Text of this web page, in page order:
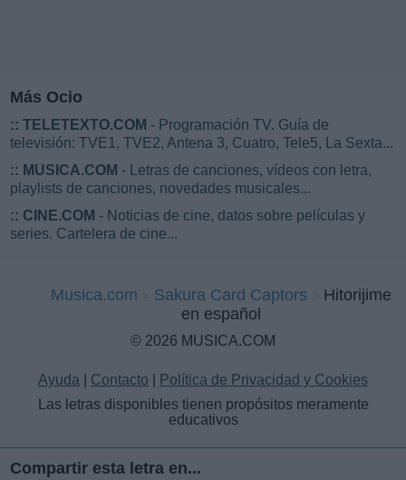
Más Ocio
:: TELETEXTO.COM - Programación TV. Guía de
televisión: TVE1, TVE2, Antena 3, Cuatro, Tele5, La Sexta...
:: MUSICA.COM - Letras de canciones, vídeos con letra,
playlists de canciones, novedades musicales...
:: CINE.COM - Noticias de cine, datos sobre películas y
series. Cartelera de cine...
Musica.com Sakura Card Captors
Hitorijime
en español
© 2026 MUSICA.COM
Ayuda Contacto
Política de Privacidad y Cookies
Las letras disponibles tienen propósitos meramente
educativos
Compartir esta letra en...